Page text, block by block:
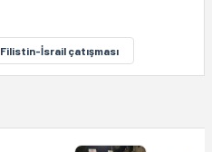
Filistin-İsrail çatışması